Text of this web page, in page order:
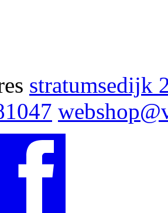
stratumsedijk